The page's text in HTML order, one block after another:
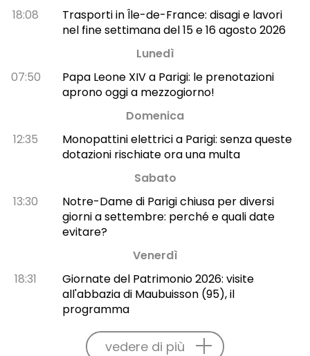
18:08
Trasporti in Île-de-France: disagi e lavori
nel fine settimana del 15 e 16 agosto 2026
Lunedì
07:50
Papa Leone XIV a Parigi: le prenotazioni
aprono oggi a mezzogiorno!
Domenica
12:35
Monopattini elettrici a Parigi: senza queste
dotazioni rischiate ora una multa
Sabato
13:30
Notre-Dame di Parigi chiusa per diversi
giorni a settembre: perché e quali date
evitare?
Venerdì
18:31
Giornate del Patrimonio 2026: visite
all'abbazia di Maubuisson (95), il
programma
vedere di più